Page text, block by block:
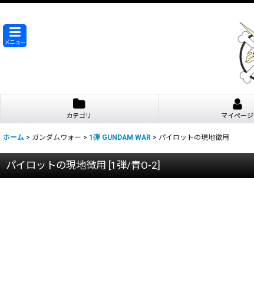
メニュー
カテゴリ マイページ
ホーム > ガンダムウォー > 1弾 GUNDAM WAR > パイロットの現地徴用
パイロットの現地徴用 [1弾/青O-2]